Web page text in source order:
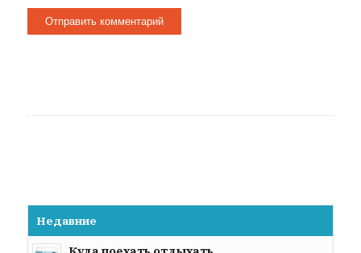
Недавние